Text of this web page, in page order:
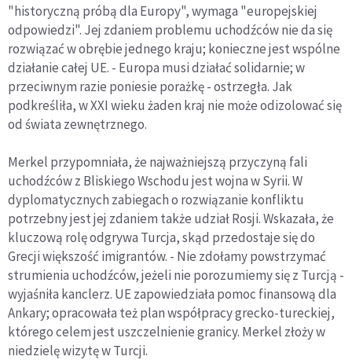
"historyczną próbą dla Europy", wymaga "europejskiej
odpowiedzi". Jej zdaniem problemu uchodźców nie da się
rozwiązać w obrębie jednego kraju; konieczne jest wspólne
działanie całej UE. - Europa musi działać solidarnie; w
przeciwnym razie poniesie porażkę - ostrzegła. Jak
podkreśliła, w XXI wieku żaden kraj nie może odizolować się
od świata zewnętrznego.
Merkel przypomniała, że najważniejszą przyczyną fali
uchodźców z Bliskiego Wschodu jest wojna w Syrii. W
dyplomatycznych zabiegach o rozwiązanie konfliktu
potrzebny jest jej zdaniem także udział Rosji. Wskazała, że
kluczową rolę odgrywa Turcja, skąd przedostaje się do
Grecji większość imigrantów. - Nie zdołamy powstrzymać
strumienia uchodźców, jeżeli nie porozumiemy się z Turcją -
wyjaśniła kanclerz. UE zapowiedziała pomoc finansową dla
Ankary; opracowała też plan współpracy grecko-tureckiej,
którego celem jest uszczelnienie granicy. Merkel złoży w
niedzielę wizytę w Turcji.